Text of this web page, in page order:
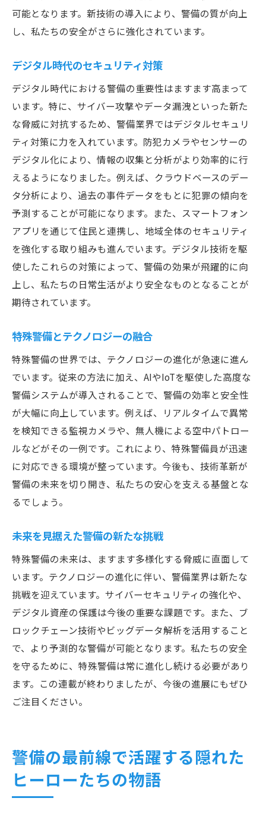
可能となります。新技術の導入により、警備の質が向上
し、私たちの安全がさらに強化されています。
デジタル時代のセキュリティ対策
デジタル時代における警備の重要性はますます高まって
います。特に、サイバー攻撃やデータ漏洩といった新た
な脅威に対抗するため、警備業界ではデジタルセキュリ
ティ対策に力を入れています。防犯カメラやセンサーの
デジタル化により、情報の収集と分析がより効率的に行
えるようになりました。例えば、クラウドベースのデー
タ分析により、過去の事件データをもとに犯罪の傾向を
予測することが可能になります。また、スマートフォン
アプリを通じて住民と連携し、地域全体のセキュリティ
を強化する取り組みも進んでいます。デジタル技術を駆
使したこれらの対策によって、警備の効果が飛躍的に向
上し、私たちの日常生活がより安全なものとなることが
期待されています。
特殊警備とテクノロジーの融合
特殊警備の世界では、テクノロジーの進化が急速に進ん
でいます。従来の方法に加え、AIやIoTを駆使した高度な
警備システムが導入されることで、警備の効率と安全性
が大幅に向上しています。例えば、リアルタイムで異常
を検知できる監視カメラや、無人機による空中パトロー
ルなどがその一例です。これにより、特殊警備員が迅速
に対応できる環境が整っています。今後も、技術革新が
警備の未来を切り開き、私たちの安心を支える基盤とな
るでしょう。
未来を見据えた警備の新たな挑戦
特殊警備の未来は、ますます多様化する脅威に直面して
います。テクノロジーの進化に伴い、警備業界は新たな
挑戦を迎えています。サイバーセキュリティの強化や、
デジタル資産の保護は今後の重要な課題です。また、ブ
ロックチェーン技術やビッグデータ解析を活用すること
で、より予測的な警備が可能となります。私たちの安全
を守るために、特殊警備は常に進化し続ける必要があり
ます。この連載が終わりましたが、今後の進展にもぜひ
ご注目ください。
警備の最前線で活躍する隠れた
ヒーローたちの物語